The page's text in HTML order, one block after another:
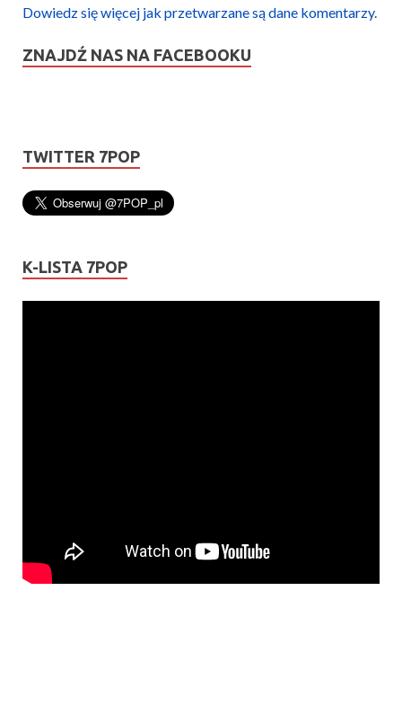
Dowiedz się więcej jak przetwarzane są dane komentarzy.
ZNAJDŹ NAS NA FACEBOOKU
TWITTER 7POP
K-LISTA 7POP